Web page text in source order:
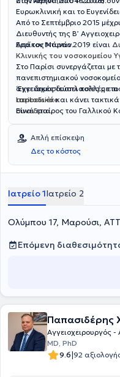
Ευρωκλινική και το
Από το Σεπτέμβριο 2015
Διευθυντής της Β’
Ερρίκος Ντυνάν.
Από τον Μάρτιο 2019 είναι
Κλινικής του νοσοκομείου
Στο Παρίσι συνεργάζεται με
πανεπιστημιακού
αγγειακές δυσπλασίες με το
Lariboisière.
‘Εχει δημοσιεύσει πολλές
περιοδικάκαι κάνει
συνέδρια.
Είναι εταίρος του Γαλλικού
Απλή επίσκεψη
Δες το κόστος
Ιατρείο 1Ιατρείο 2
Ολύμπου 17, Μαρούσι,
Επόμενη
Παπασιδέρης
Αγγειοχειρουργός -
MD, PhD
9.6|92